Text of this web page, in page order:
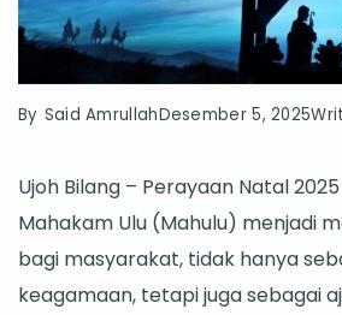
By Said AmrullahDesember 5, 2025
Ujoh Bilang – Perayaan Natal
Mahakam Ulu (Mahulu) menjadi
bagi masyarakat, tidak hanya
keagamaan, tetapi juga sebagai